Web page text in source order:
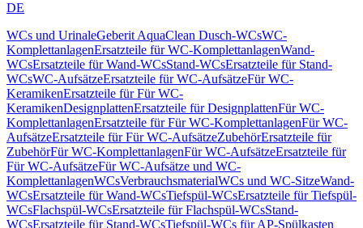
DE
WCs und UrinaleGeberit AquaClean Dusch-WCsWC-
KomplettanlagenErsatzteile für WC-KomplettanlagenWand-
WCsErsatzteile für Wand-WCsStand-WCsErsatzteile für Stand-
WCsWC-AufsätzeErsatzteile für WC-AufsätzeFür WC-
KeramikenErsatzteile für Für WC-
KeramikenDesignplattenErsatzteile für DesignplattenFür WC-
KomplettanlagenErsatzteile für Für WC-KomplettanlagenFür WC-
AufsätzeErsatzteile für Für WC-AufsätzeZubehörErsatzteile für
ZubehörFür WC-KomplettanlagenFür WC-AufsätzeErsatzteile für
Für WC-AufsätzeFür WC-Aufsätze und WC-
KomplettanlagenWCsVerbrauchsmaterialWCs und WC-SitzeWand-
WCsErsatzteile für Wand-WCsTiefspül-WCsErsatzteile für Tiefspül-
WCsFlachspül-WCsErsatzteile für Flachspül-WCsStand-
WCsErsatzteile für Stand-WCsTiefspül-WCs für AP-Spülkasten